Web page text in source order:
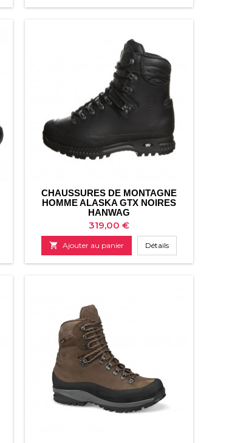
CHAUSSURES DE MONTAGNE
HOMME ALASKA GTX NOIRES
HANWAG
Prix
319,00 €
 Ajouter au panier Détails